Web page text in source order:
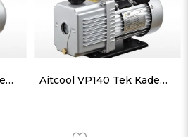
Aitcool VP140 Tek Kademeli Yağlı Vakum Pompası 6m³/h